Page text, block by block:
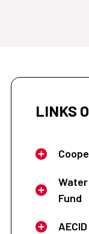
LINKS
Fund